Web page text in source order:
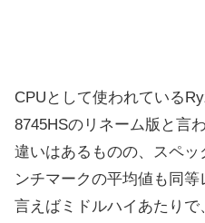
CPUとして使われている
8745HSのリネーム版と言
違いはあるものの、スペ
ンチマークの平均値も同
言えばミドルハイあたり